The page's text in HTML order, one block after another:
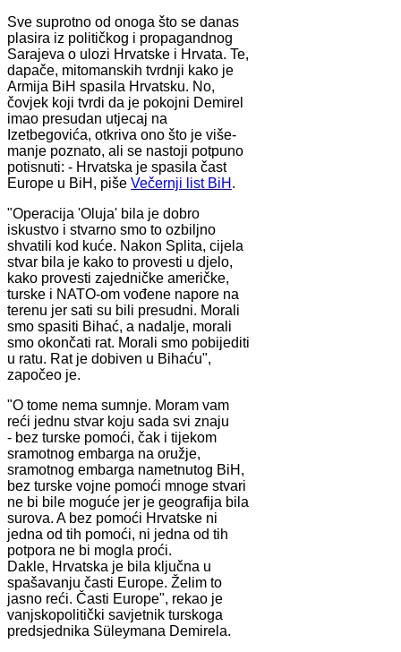
Sve suprotno od onoga što se danas
plasira iz političkog i propagandnog
Sarajeva o ulozi Hrvatske i Hrvata. Te,
dapače, mitomanskih tvrdnji kako je
Armija BiH spasila Hrvatsku. No,
čovjek koji tvrdi da je pokojni Demirel
imao presudan utjecaj na
Izetbegovića, otkriva ono što je više-
manje poznato, ali se nastoji potpuno
potisnuti: - Hrvatska je spasila čast
Europe u BiH, piše Večernji list BiH .
"Operacija 'Oluja' bila je dobro
iskustvo i stvarno smo to ozbiljno
shvatili kod kuće. Nakon Splita, cijela
stvar bila je kako to provesti u djelo,
kako provesti zajedničke američke,
turske i NATO-om vođene napore na
terenu jer sati su bili presudni. Morali
smo spasiti Bihać, a nadalje, morali
smo okončati rat. Morali smo pobijediti
u ratu. Rat je dobiven u Bihaću",
započeo je.
"O tome nema sumnje. Moram vam
reći jednu stvar koju sada svi znaju
- bez turske pomoći, čak i tijekom
sramotnog embarga na oružje,
sramotnog embarga nametnutog BiH,
bez turske vojne pomoći mnoge stvari
ne bi bile moguće jer je geografija bila
surova. A bez pomoći Hrvatske ni
jedna od tih pomoći, ni jedna od tih
potpora ne bi mogla proći.
Dakle, Hrvatska je bila ključna u
spašavanju časti Europe. Želim to
jasno reći. Časti Europe", rekao je
vanjskopolitički savjetnik turskoga
predsjednika Süleymana Demirela.